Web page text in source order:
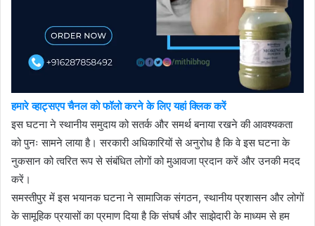
हमारे व्हाट्सएप चैनल को फॉलो करने के लिए यहां क्लिक करें
इस घटना ने स्थानीय समुदाय को सतर्क और समर्थ बनाया रखने की आवश्यकता
को पुनः सामने लाया है। सरकारी अधिकारियों से अनुरोध है कि वे इस घटना के
नुकसान को त्वरित रूप से संबंधित लोगों को मुआवजा प्रदान करें और उनकी मदद
करें।
समस्तीपुर में इस भयानक घटना ने सामाजिक संगठन, स्थानीय प्रशासन और लोगों
के सामूहिक प्रयासों का प्रमाण दिया है कि संघर्ष और साझेदारी के माध्यम से हम